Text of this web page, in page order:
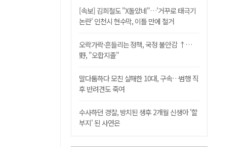
[속보] 김희철도 "X돌았네"…'거꾸로 태극기
논란' 인천시 현수막, 이틀 만에 철거
오락가락·흔들리는 정책, 국정 불안감 ↑…
野, "오합지졸"
말다툼하다 모친 살해한 10대, 구속…범행 직
후 반려견도 죽여
수사하던 경찰, 방치된 생후 2개월 신생아 '할
부지' 된 사연은